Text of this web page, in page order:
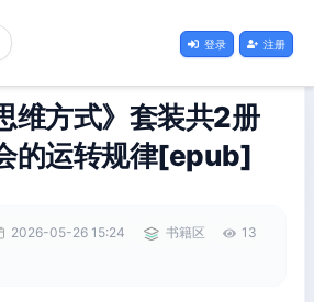
登录 注册
维方式》套装共2册
的运转规律[epub]
2026-05-26 15:24 书籍区
13